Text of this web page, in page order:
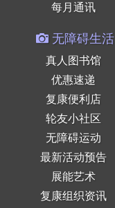
每月通讯
无障碍生活
真人图书馆
优惠速递
复康便利店
轮友小社区
无障碍运动
最新活动预告
展能艺术
复康组织资讯